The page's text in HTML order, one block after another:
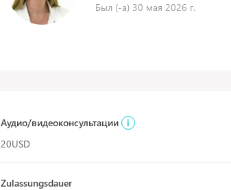
Был (-а) 30 мая 2026 г.
Аудио/видеоконсультации
i
20USD
Zulassungsdauer